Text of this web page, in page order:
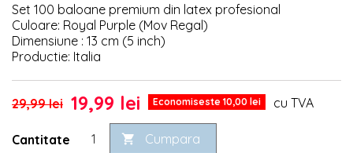
Set 100 baloane premium din latex profesional
Culoare: Royal Purple (Mov Regal)
Dimensiune : 13 cm (5 inch)
Productie: Italia
29,99 lei 19,99 lei Economiseste 10,00 lei cu TVA
Cantitate  Cumpara